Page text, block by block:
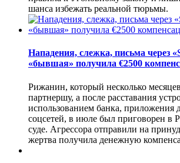
шанса избежать реальной тюрьмы.
Нападения, слежка, письма через
«бывшая» получила €2500
Рижанин, который несколько
партнершу, а после расставания
использованием банка, приложения
соцсетей, в июле был приговорен в
суде. Агрессора отправили на
жертва получила денежную